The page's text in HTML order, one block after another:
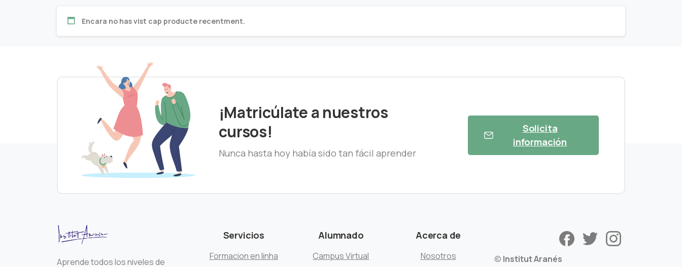
Encara no has vist cap producte recentment.
¡Matricúlate a nuestros
cursos!
Nunca hasta hoy había sido tan fácil aprender
Solicita
información
Aprende todos los niveles de
Servicios
Formacion en linha
Alumnado
Campus Virtual
Acerca de
Nosotros © Institut Aranés